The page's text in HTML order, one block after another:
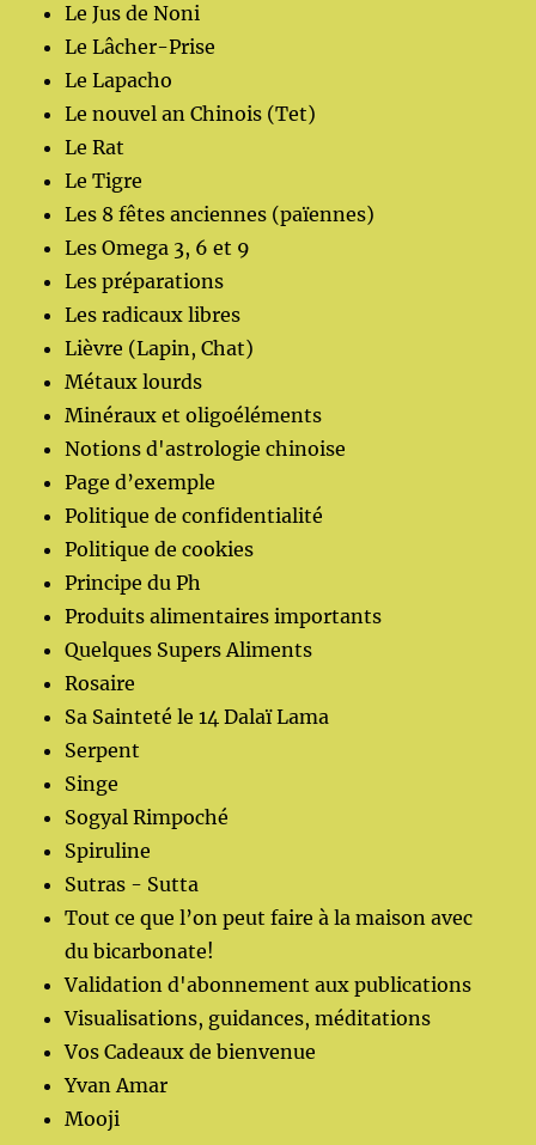
Le Jus de Noni
Le Lâcher-Prise
Le Lapacho
Le nouvel an Chinois (Tet)
Le Rat
Le Tigre
Les 8 fêtes anciennes (païennes)
Les Omega 3, 6 et 9
Les préparations
Les radicaux libres
Lièvre (Lapin, Chat)
Métaux lourds
Minéraux et oligoéléments
Notions d'astrologie chinoise
Page d’exemple
Politique de confidentialité
Politique de cookies
Principe du Ph
Produits alimentaires importants
Quelques Supers Aliments
Rosaire
Sa Sainteté le 14 Dalaï Lama
Serpent
Singe
Sogyal Rimpoché
Spiruline
Sutras - Sutta
Tout ce que l’on peut faire à la maison avec
du bicarbonate!
Validation d'abonnement aux publications
Visualisations, guidances, méditations
Vos Cadeaux de bienvenue
Yvan Amar
Mooji